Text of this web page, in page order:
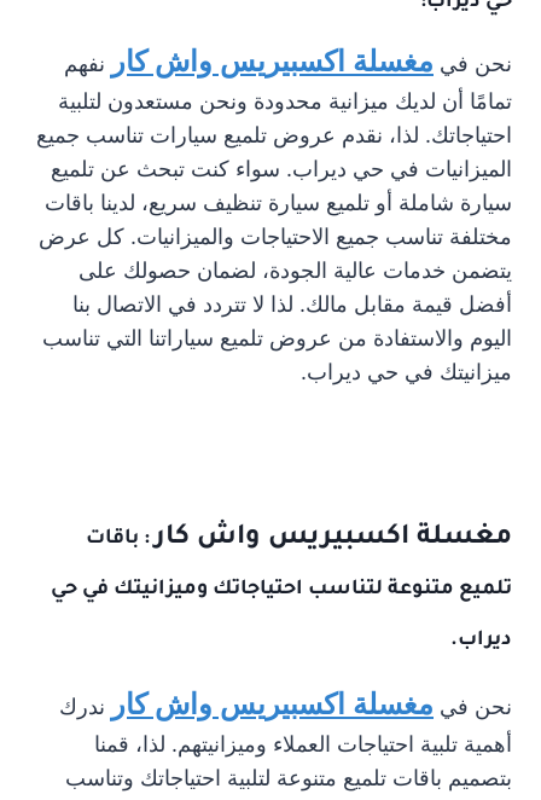
نحن في مغسلة اكسبيريس واش كار
نفهم
تمامًا أن لديك ميزانية محدودة ونحن مستعدون لتلبية
احتياجاتك. لذا، نقدم عروض تلميع سيارات تناسب جميع
الميزانيات في حي ديراب. سواء كنت تبحث عن تلميع
سيارة شاملة أو تلميع سيارة تنظيف سريع، لدينا باقات
مختلفة تناسب جميع الاحتياجات والميزانيات. كل عرض
يتضمن خدمات عالية الجودة، لضمان حصولك على
أفضل قيمة مقابل مالك. لذا لا تتردد في الاتصال بنا
اليوم والاستفادة من عروض تلميع سياراتنا التي تناسب
ميزانيتك في حي ديراب.
مغسلة اكسبيريس واش كار: باقات
تلميع متنوعة لتناسب احتياجاتك وميزانيتك في حي
ديراب.
نحن في مغسلة اكسبيريس واش كار
ندرك
أهمية تلبية احتياجات العملاء وميزانيتهم. لذا، قمنا
بتصميم باقات تلميع متنوعة لتلبية احتياجاتك وتناسب